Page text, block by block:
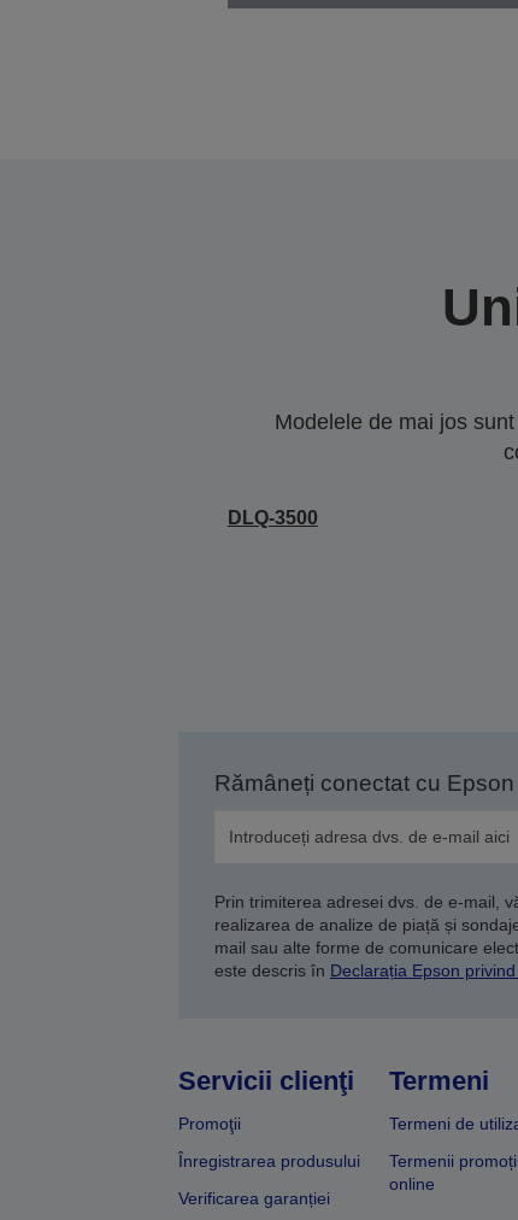
Modelele de mai jos
DLQ-3500
Rămâneți conectat cu Epson
Prin trimiterea adresei dvs. de e-mail,
realizarea de analize de piață și
mail sau alte forme de comunicare
este descris în Declarația Epson
Servicii clienţi
Promoţii
Înregistrarea produsului
Verificarea garanției
Termeni
Termeni de
Termenii
online